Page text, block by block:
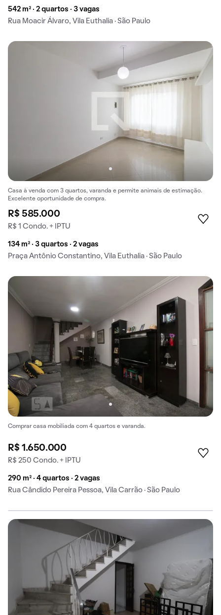
542 m² · 2 quartos · 3 vagas
Rua Moacir Álvaro, Vila Euthalia · São Paulo
Casa à venda com 3 quartos, varanda e permite animais de estimação.
Excelente oportunidade de compra.
R$ 585.000
R$ 1 Condo. + IPTU
134 m² · 3 quartos · 2 vagas
Praça Antônio Constantino, Vila Euthalia · São Paulo
Comprar casa mobiliada com 4 quartos e varanda.
R$ 1.650.000
R$ 250 Condo. + IPTU
290 m² · 4 quartos · 2 vagas
Rua Cândido Pereira Pessoa, Vila Carrão · São Paulo